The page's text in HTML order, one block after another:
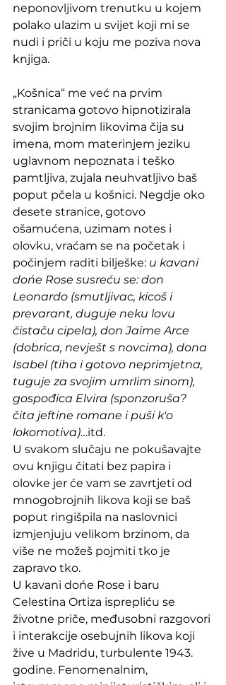
neponovljivom trenutku u kojem
polako ulazim u svijet koji mi se
nudi i priči u koju me poziva nova
knjiga.
„Košnica“ me već na prvim
stranicama gotovo hipnotizirala
svojim brojnim likovima čija su
imena, mom materinjem jeziku
uglavnom nepoznata i teško
pamtljiva, zujala neuhvatljivo baš
poput pčela u košnici. Negdje oko
desete stranice, gotovo
ošamućena, uzimam notes i
olovku, vraćam se na početak i
počinjem raditi bilješke: u kavani
dońe Rose susreću se: don
Leonardo (smutljivac, kicoš i
prevarant, duguje neku lovu
čistaču cipela), don Jaime Arce
(dobrica, nevješt s novcima), dona
Isabel (tiha i gotovo neprimjetna,
tuguje za svojim umrlim sinom),
gospođica Elvira (sponzoruša?
čita jeftine romane i puši k'o
lokomotiva)…itd.
U svakom slučaju ne pokušavajte
ovu knjigu čitati bez papira i
olovke jer će vam se zavrtjeti od
mnogobrojnih likova koji se baš
poput ringišpila na naslovnici
izmjenjuju velikom brzinom, da
više ne možeš pojmiti tko je
zapravo tko.
U kavani dońe Rose i baru
Celestina Ortiza isprepliću se
životne priče, međusobni razgovori
i interakcije osebujnih likova koji
žive u Madridu, turbulente 1943.
godine. Fenomenalnim,